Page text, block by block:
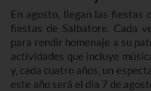
En agosto, llegan las fiestas
fiestas de Salbatore. Cada
para rendir homenaje a su
actividades que incluye
y, cada cuatro años, un
este año será el día 7 de